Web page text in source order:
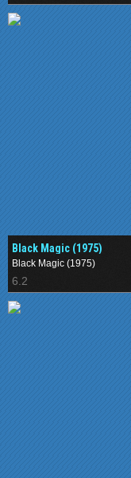
Black Magic (1975)
Black Magic (1975)
6.2